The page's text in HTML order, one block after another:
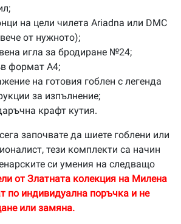
на цели чилета Ariadna или DMC
от нужното);
игла за бродиране №24;
формат А4;
на готовия гоблен с легенда
за изпълнение;
крафт кутия.
започвате да шиете гоблени или
тези комплекти са начин
си умения на следващо
от Златната колекция на Милена
по индивидуална поръчка и не
или замяна.